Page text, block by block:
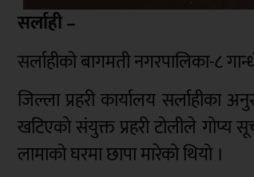
सर्लाही –
सर्लाहीको बागमती नगरपालिका-८
जिल्ला प्रहरी कार्यालय सर्लाहीका
खटिएको संयुक्त प्रहरी टोलीले गोप्य
लामाको घरमा छापा मारेको थियो ।